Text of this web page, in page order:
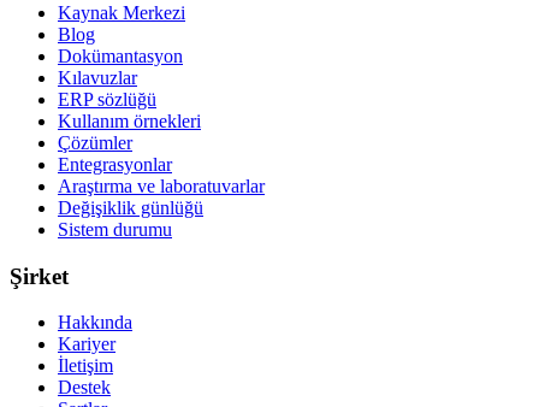
Kaynak Merkezi
Blog
Dokümantasyon
Kılavuzlar
ERP sözlüğü
Kullanım örnekleri
Çözümler
Entegrasyonlar
Araştırma ve laboratuvarlar
Değişiklik günlüğü
Sistem durumu
Şirket
Hakkında
Kariyer
İletişim
Destek